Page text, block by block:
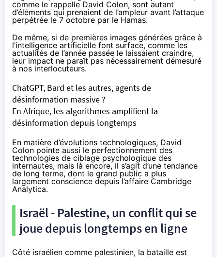
comme le rappelle David Colon, sont autant
d’éléments qui prenaient de l’ampleur avant l’attaque
perpétrée le 7 octobre par le Hamas.
De même, si de premières images générées grâce à
l’intelligence artificielle font surface, comme les
actualités de l’année passée le laissaient craindre,
leur impact ne paraît pas nécessairement démesuré
à nos interlocuteurs.
ChatGPT, Bard et les autres, agents de
désinformation massive ?
En Afrique, les algorithmes amplifient la
désinformation depuis longtemps
En matière d’évolutions technologiques, David
Colon pointe aussi le perfectionnement des
technologies de ciblage psychologique des
internautes, mais là encore, il s’agit d’une tendance
de long terme, dont le grand public a plus
largement conscience depuis l’affaire Cambridge
Analytica.
Israël - Palestine, un conflit qui se
joue depuis longtemps en ligne
Côté israélien comme palestinien, la bataille est